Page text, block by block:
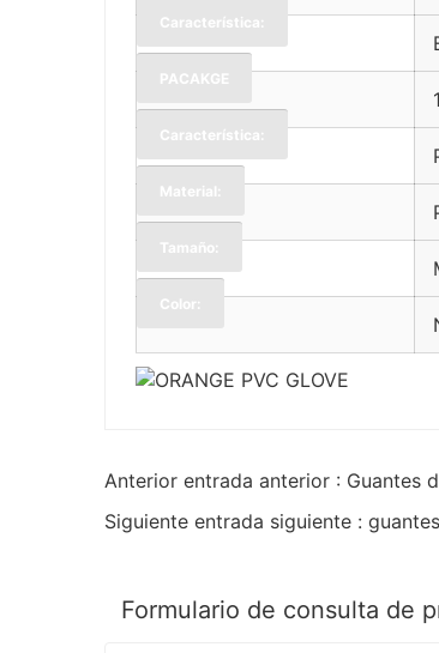
Característica:
PACAKGE
Característica:
Material:
Tamaño:
Color:
Anterior entrada anterior : Guantes
Siguiente entrada siguiente :
Formulario de consulta de